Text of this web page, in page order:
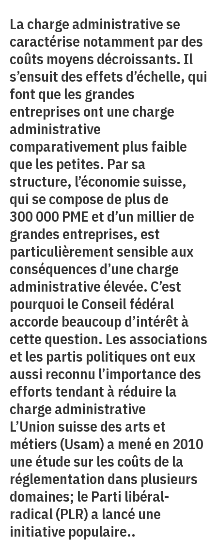
La charge administrative se
caractérise notamment par des
coûts moyens décroissants. Il
s’ensuit des effets d’échelle, qui
font que les grandes
entreprises ont une charge
administrative
comparativement plus faible
que les petites. Par sa
structure, l’économie suisse,
qui se compose de plus de
300 000 PME et d’un millier de
grandes entreprises, est
particulièrement sensible aux
conséquences d’une charge
administrative élevée. C’est
pourquoi le Conseil fédéral
accorde beaucoup d’intérêt à
cette question. Les associations
et les partis politiques ont eux
aussi reconnu l’importance des
efforts tendant à réduire la
charge administrative
L’Union suisse des arts et
métiers (Usam) a mené en 2010
une étude sur les coûts de la
réglementation dans plusieurs
domaines; le Parti libéral-
radical (PLR) a lancé une
initiative populaire..